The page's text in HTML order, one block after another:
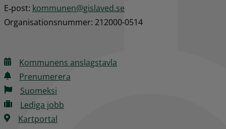
E‑post: kommunen@gislaved.se
Organisationsnummer: 212000-0514
Kommunens anslagstavla
Prenumerera
Suomeksi
Lediga jobb
Kartportal